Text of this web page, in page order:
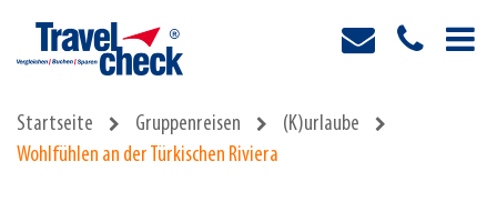
Startseite Gruppenreisen
(K)urlaube
Wohlfühlen an der Türkischen Riviera